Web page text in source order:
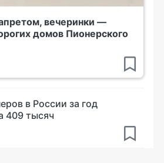
вечеринки —
домов Пионерского
в России за год
409 тысяч